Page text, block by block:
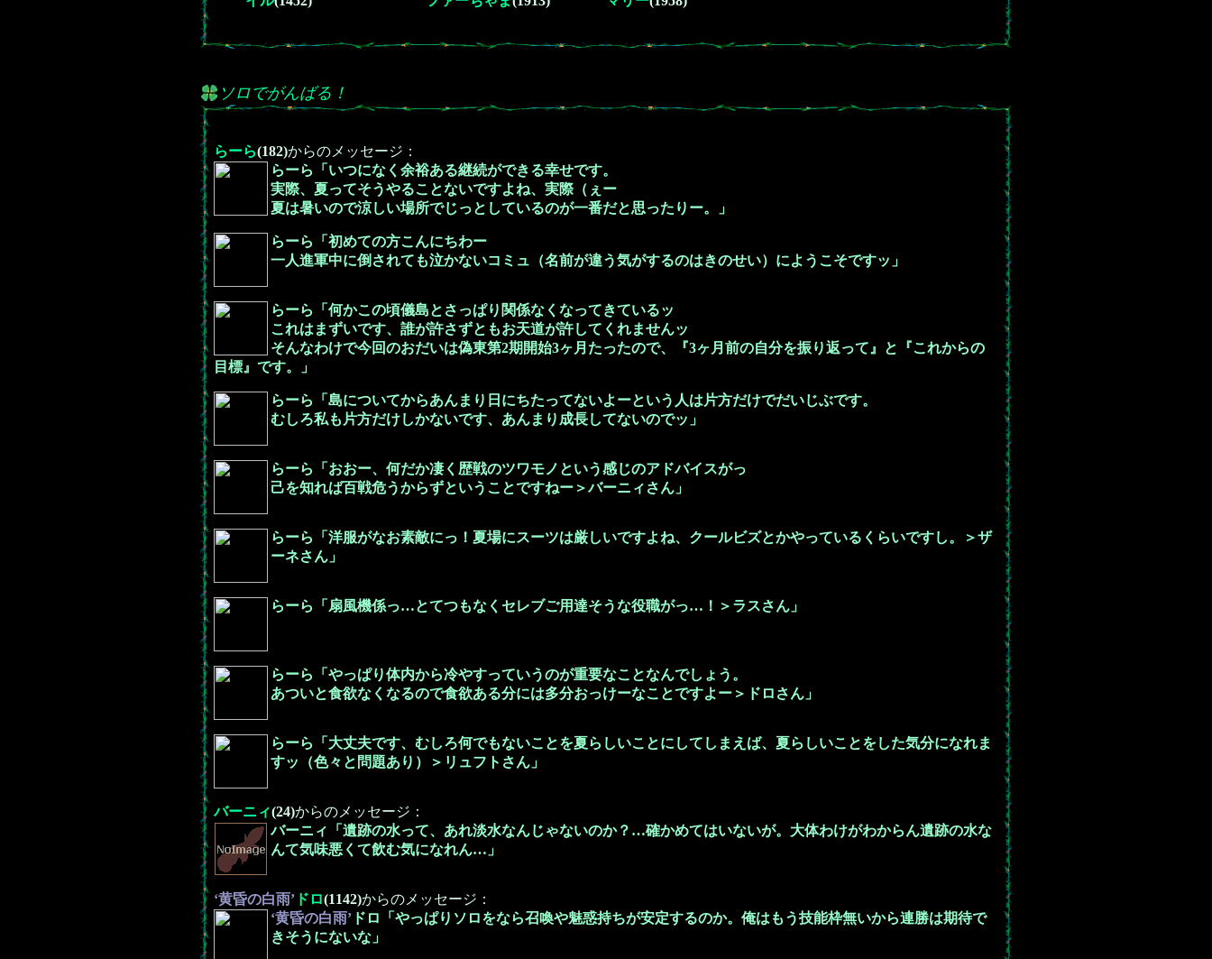
ソロでがんばる！
らーら(182)からのメッセージ：
らーら「いつになく余裕ある継続ができる幸せです。
実際、夏ってそうやることないですよね、実際（ぇー
夏は暑いので涼しい場所でじっとしているのが一番だと思ったりー。」
らーら「初めての方こんにちわー
一人進軍中に倒されても泣かないコミュ（名前が違う気がするのはきのせい）にようこそですッ」
らーら「何かこの頃儀島とさっぱり関係なくなってきているッ
これはまずいです、誰が許さずともお天道が許してくれませんッ
そんなわけで今回のおだいは偽東第2期開始3ヶ月たったので、『3ヶ月前の自分を振り返って』と『これからの
目標』です。」
らーら「島についてからあんまり日にちたってないよーという人は片方だけでだいじぶです。
むしろ私も片方だけしかないです、あんまり成長してないのでッ」
らーら「おおー、何だか凄く歴戦のツワモノという感じのアドバイスがっ
己を知れば百戦危うからずということですねー＞バーニィさん」
らーら「洋服がなお素敵にっ！夏場にスーツは厳しいですよね、クールビズとかやっているくらいですし。＞ザ
ーネさん」
らーら「扇風機係っ…とてつもなくセレブご用達そうな役職がっ…！＞ラスさん」
らーら「やっぱり体内から冷やすっていうのが重要なことなんでしょう。
あついと食欲なくなるので食欲ある分には多分おっけーなことですよー＞ドロさん」
らーら「大丈夫です、むしろ何でもないことを夏らしいことにしてしまえば、夏らしいことをした気分になれま
すッ（色々と問題あり）＞リュフトさん」
バーニィ(24)からのメッセージ：
バーニィ「遺跡の水って、あれ淡水なんじゃないのか？…確かめてはいないが。大体わけがわからん遺跡の水な
んて気味悪くて飲む気になれん…」
‘黄昏の白雨’ ドロ(1142)からのメッセージ：
‘黄昏の白雨’ ドロ「やっぱりソロをなら召喚や魅惑持ちが安定するのか。俺はもう技能枠無いから連勝は期待で
きそうにないな」